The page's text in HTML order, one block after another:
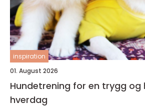
inspiration
01. August 2026
Hundetrening for en trygg og
hverdag